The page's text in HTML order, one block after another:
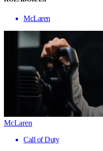
McLaren
McLaren
Call of Duty